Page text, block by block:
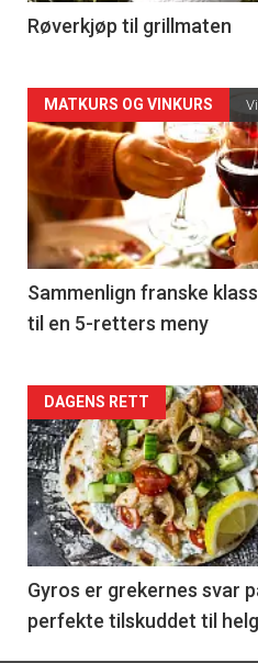
4
Røverkjøp til grillmaten
Forsiden
akkurat
nå
-
5
MATKURS OG VINKURS
Sammenlign franske
til en 5-retters meny
Forsiden
akkurat
nå
-
6
DAGENS RETT
Gyros er grekernes svar
perfekte tilskuddet til